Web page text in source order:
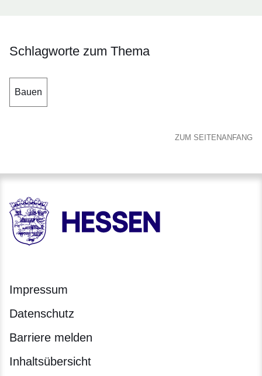
Schlagworte zum Thema
Bauen
ZUM SEITENANFANG
HESSEN - Hessische Landesregierung
Impressum
Datenschutz
Barriere melden
Inhaltsübersicht